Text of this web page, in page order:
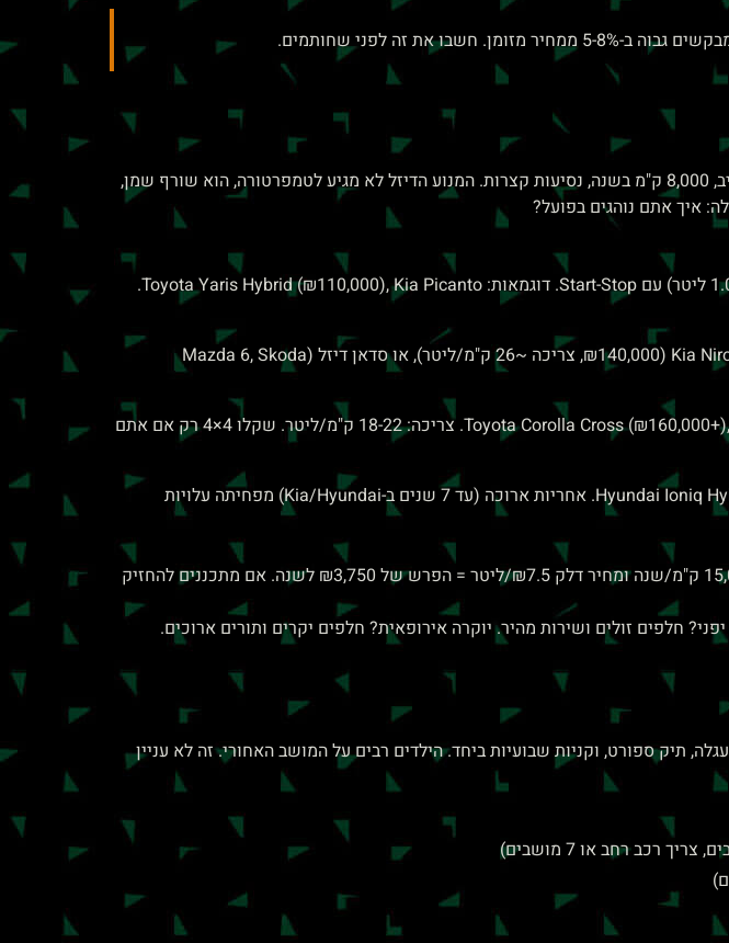
אחד הלקוחות של Buy & Drive קנה SUV דיזל כי "נראה חזק". הבעיה? הוא נוהג רק בתל אביב, 8,000 ק"מ בשנה, נסיעות קצרות. המנוע הדיזל לא מגיע לטמפרטורה, הוא שורף שמן,
בנזין או היבריד. מנוע קטן (1.0-1.4 ליטר) עם Start-Stop. דוגמאות: Toyota Yaris Hybrid (₪110,000), Kia Picanto.
דיזל או היבריד חסכוני. דוגמאות: Kia Niro Hybrid (₪140,000, צריכה ~26 ק"מ/ליטר), או סדאן דיזל (Mazda 6, Skoda
SUV עם 7 מושבים או תא מטען גדול. Toyota Corolla Cross (₪160,000+), Kia Sportage (₪180,000). צריכה: 18-22 ק"מ/ליטר. שקלו 4×4 רק אם אתם
סדאן מרווח, נוחות גבוהה, חסכון בדלק. Hyundai Ioniq Hybrid, Toyota Camry Hybrid. אחריות ארוכה (עד 7 שנים ב-Kia/Hyundai) מפחיתה עלויות
השיקול המרכזי: צריכת הדלק. הפרש של 5 ק"מ/ליטר (נניח בין 15 ל-20 ק"מ/ליטר) על 15,000 ק"מ/שנה ומחיר דלק ₪7.5/ליטר = הפרש של ₪3,750 לשנה. אם מתכננים להחזיק
חלפים זולים ושירות מהיר. יוקרה אירופאית? חלפים יקרים ותורים ארוכים.
עגלה, תיק ספורט, וקניות שבועיות ביחד. הילדים רבים על המושב האחורי. זה לא עניין